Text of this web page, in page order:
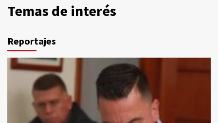
Temas de interés
Reportajes